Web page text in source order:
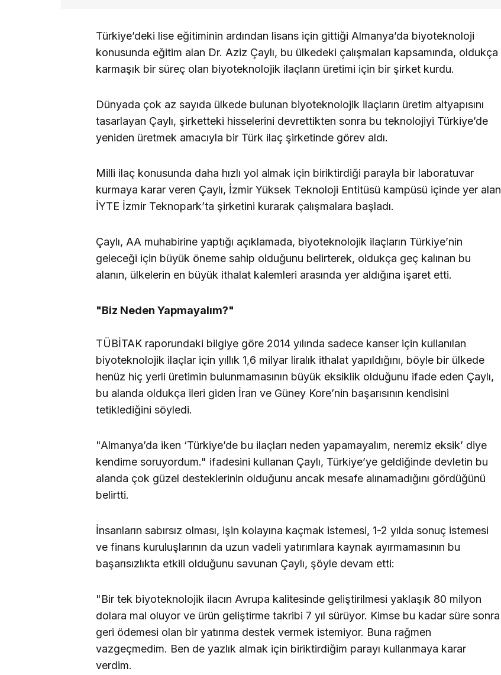
Türkiye’deki lise eğitiminin ardından lisans için gittiği Almanya’da biyoteknoloji
konusunda eğitim alan Dr. Aziz Çaylı, bu ülkedeki çalışmaları kapsamında, oldukça
karmaşık bir süreç olan biyoteknolojik ilaçların üretimi için bir şirket kurdu.
Dünyada çok az sayıda ülkede bulunan biyoteknolojik ilaçların üretim altyapısını
tasarlayan Çaylı, şirketteki hisselerini devrettikten sonra bu teknolojiyi Türkiye’de
yeniden üretmek amacıyla bir Türk ilaç şirketinde görev aldı.
Milli ilaç konusunda daha hızlı yol almak için biriktirdiği parayla bir laboratuvar
kurmaya karar veren Çaylı, İzmir Yüksek Teknoloji Entitüsü kampüsü içinde yer alan
İYTE İzmir Teknopark’ta şirketini kurarak çalışmalara başladı.
Çaylı, AA muhabirine yaptığı açıklamada, biyoteknolojik ilaçların Türkiye’nin
geleceği için büyük öneme sahip olduğunu belirterek, oldukça geç kalınan bu
alanın, ülkelerin en büyük ithalat kalemleri arasında yer aldığına işaret etti.
"Biz Neden Yapmayalım?"
TÜBİTAK raporundaki bilgiye göre 2014 yılında sadece kanser için kullanılan
biyoteknolojik ilaçlar için yıllık 1,6 milyar liralık ithalat yapıldığını, böyle bir ülkede
henüz hiç yerli üretimin bulunmamasının büyük eksiklik olduğunu ifade eden Çaylı,
bu alanda oldukça ileri giden İran ve Güney Kore’nin başarısının kendisini
tetiklediğini söyledi.
"Almanya’da iken ‘Türkiye’de bu ilaçları neden yapamayalım, neremiz eksik’ diye
kendime soruyordum." ifadesini kullanan Çaylı, Türkiye’ye geldiğinde devletin bu
alanda çok güzel desteklerinin olduğunu ancak mesafe alınamadığını gördüğünü
belirtti.
İnsanların sabırsız olması, işin kolayına kaçmak istemesi, 1-2 yılda sonuç istemesi
ve finans kuruluşlarının da uzun vadeli yatırımlara kaynak ayırmamasının bu
başarısızlıkta etkili olduğunu savunan Çaylı, şöyle devam etti:
"Bir tek biyoteknolojik ilacın Avrupa kalitesinde geliştirilmesi yaklaşık 80 milyon
dolara mal oluyor ve ürün geliştirme takribi 7 yıl sürüyor. Kimse bu kadar süre sonra
geri ödemesi olan bir yatırıma destek vermek istemiyor. Buna rağmen
vazgeçmedim. Ben de yazlık almak için biriktirdiğim parayı kullanmaya karar
verdim.